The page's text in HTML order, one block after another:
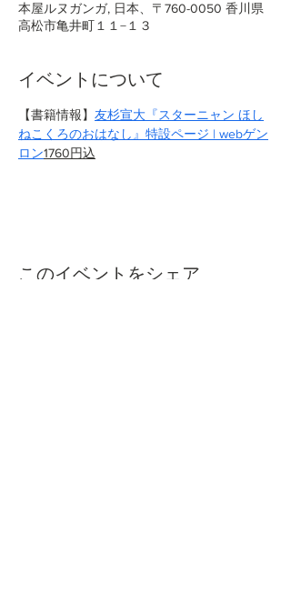
本屋ルヌガンガ, 日本、〒760-0050 香川県
高松市亀井町１１−１３
イベントについて
【書籍情報】 友杉宣大『スターニャン ほし
ねこくろのおはなし』特設ページ | webゲン
ロン1760円込
このイベントをシェア